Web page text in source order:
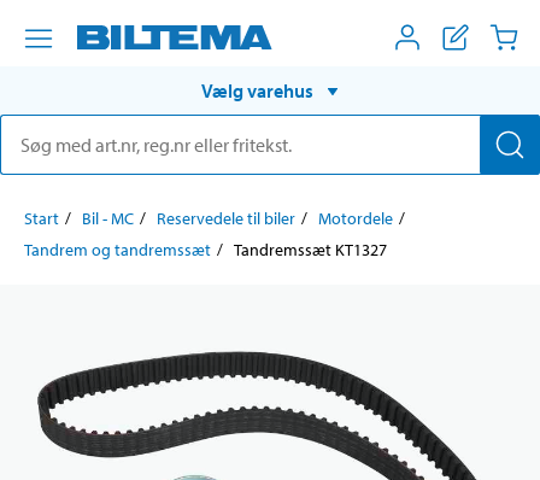
Vælg varehus
Start Bil - MC Reservedele til biler
Motordele
Tandrem og tandremssæt
Tandremssæt KT1327